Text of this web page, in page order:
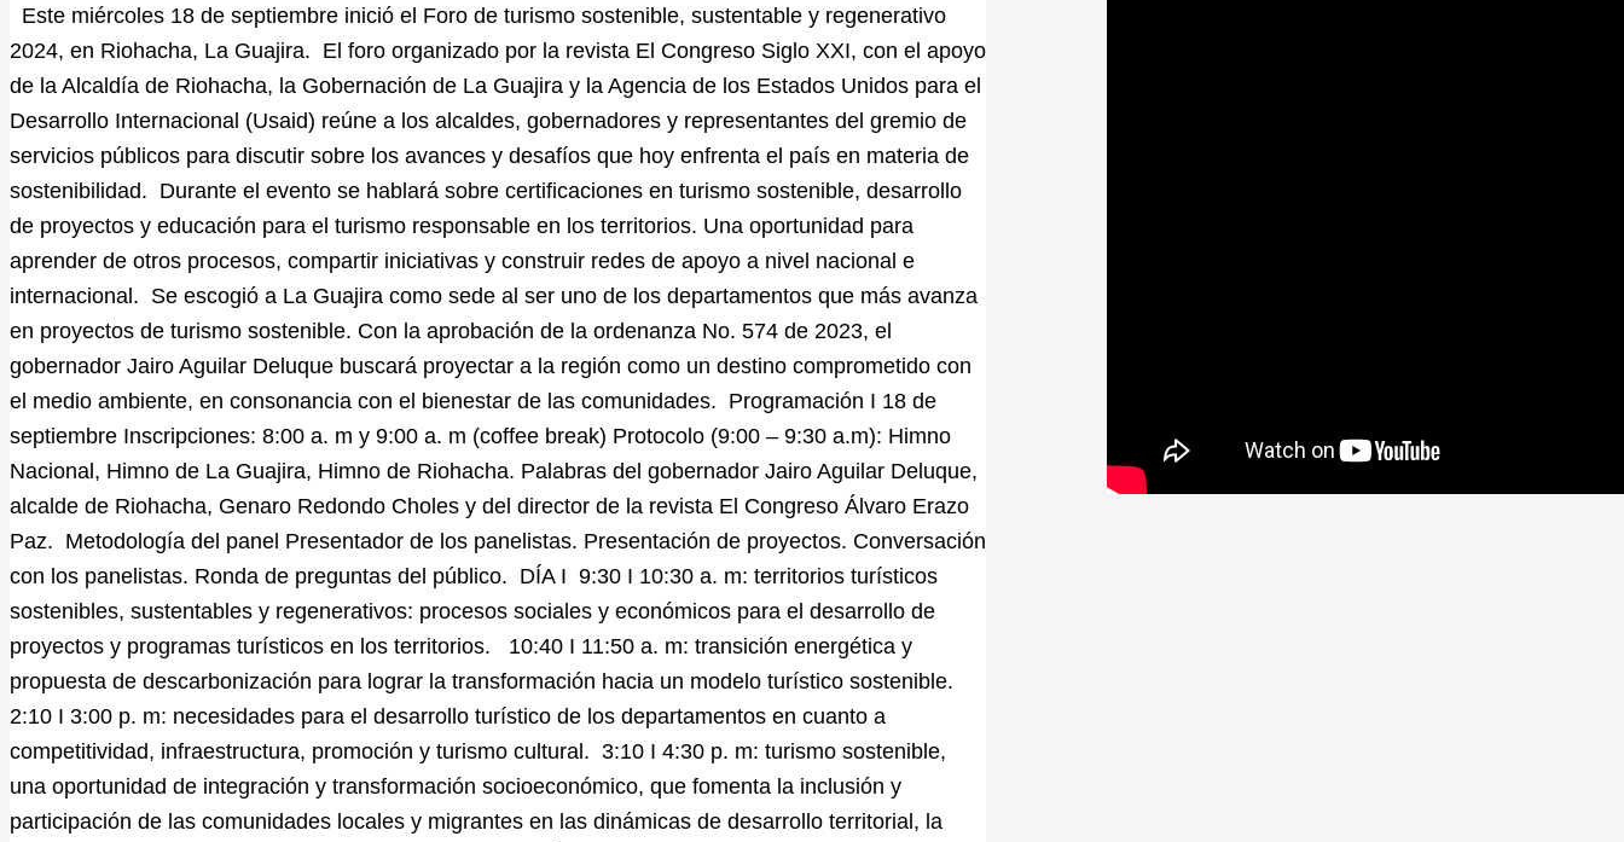
Este miércoles 18 de septiembre inició el Foro de turismo sostenible, sustentable y regenerativo
2024, en Riohacha, La Guajira. El foro organizado por la revista El Congreso Siglo XXI, con el apoyo
de la Alcaldía de Riohacha, la Gobernación de La Guajira y la Agencia de los Estados Unidos para el
Desarrollo Internacional (Usaid) reúne a los alcaldes, gobernadores y representantes del gremio de
servicios públicos para discutir sobre los avances y desafíos que hoy enfrenta el país en materia de
sostenibilidad. Durante el evento se hablará sobre certificaciones en turismo sostenible, desarrollo
de proyectos y educación para el turismo responsable en los territorios. Una oportunidad para
aprender de otros procesos, compartir iniciativas y construir redes de apoyo a nivel nacional e
internacional. Se escogió a La Guajira como sede al ser uno de los departamentos que más avanza
en proyectos de turismo sostenible. Con la aprobación de la ordenanza No. 574 de 2023, el
gobernador Jairo Aguilar Deluque buscará proyectar a la región como un destino comprometido con
el medio ambiente, en consonancia con el bienestar de las comunidades. Programación I 18 de
septiembre Inscripciones: 8:00 a. m y 9:00 a. m (coffee break) Protocolo (9:00 – 9:30 a.m): Himno
Nacional, Himno de La Guajira, Himno de Riohacha. Palabras del gobernador Jairo Aguilar Deluque,
alcalde de Riohacha, Genaro Redondo Choles y del director de la revista El Congreso Álvaro Erazo
Paz. Metodología del panel Presentador de los panelistas. Presentación de proyectos. Conversación
con los panelistas. Ronda de preguntas del público. DÍA I 9:30 I 10:30 a. m: territorios turísticos
sostenibles, sustentables y regenerativos: procesos sociales y económicos para el desarrollo de
proyectos y programas turísticos en los territorios. 10:40 I 11:50 a. m: transición energética y
propuesta de descarbonización para lograr la transformación hacia un modelo turístico sostenible.
2:10 I 3:00 p. m: necesidades para el desarrollo turístico de los departamentos en cuanto a
competitividad, infraestructura, promoción y turismo cultural. 3:10 I 4:30 p. m: turismo sostenible,
una oportunidad de integración y transformación socioeconómico, que fomenta la inclusión y
participación de las comunidades locales y migrantes en las dinámicas de desarrollo territorial, la